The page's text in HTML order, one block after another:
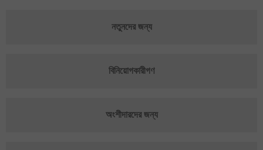
নতুনদের জন্য
বিনিয়োগকারীগণ
অংশীদারদের জন্য